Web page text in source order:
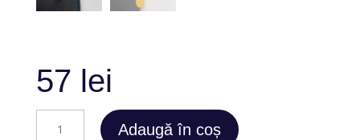
57 lei
Adaugă în coș